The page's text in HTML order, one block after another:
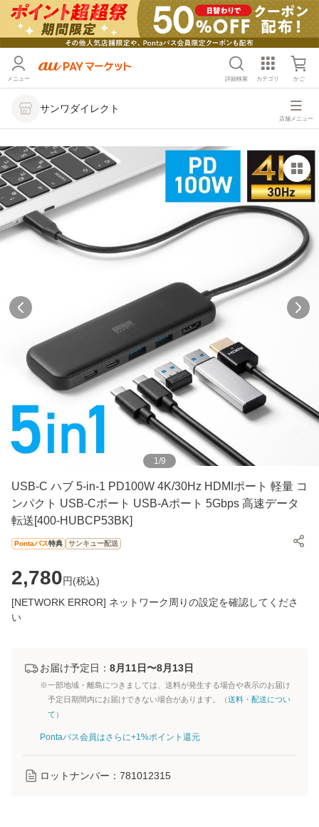
メニュー 詳細検索 カテゴリ かご
サンワダイレクト
店舗メニュー
1/9
USB-C ハブ 5-in-1 PD100W 4K/30Hz HDMIポート 軽量 コ
ンパクト USB-Cポート USB-Aポート 5Gbps 高速データ
転送[400-HUBCP53BK]
Pontaパス特典 サンキュー配送
2,780円(税込)
[NETWORK ERROR] ネットワーク周りの設定を確認してくださ
い
お届け予定日： 8月11日〜8月13日
※一部地域・離島につきましては、送料が発生する場合や表示のお届け
予定日期間内にお届けできない場合があります。（送料・配送につい
て ）
Pontaパス会員はさらに+1%ポイント還元
ロットナンバー： 781012315